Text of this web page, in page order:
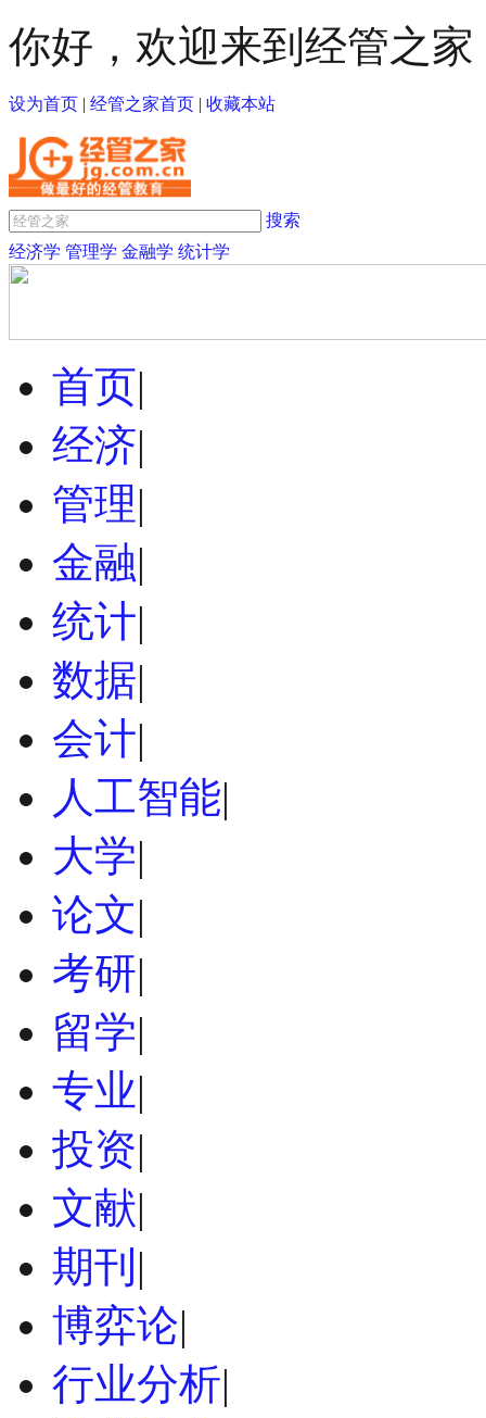
你好，欢迎来到经管之家
设为首页 | 经管之家首页 | 收藏本站
搜索
经济学 管理学 金融学 统计学
首页|
经济|
管理|
金融|
统计|
数据|
会计|
人工智能|
大学|
论文|
考研|
留学|
专业|
投资|
文献|
期刊 |
博弈论|
行业分析|